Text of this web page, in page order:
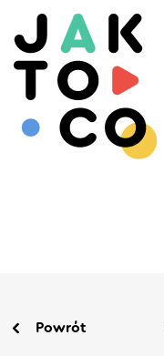
Powrót